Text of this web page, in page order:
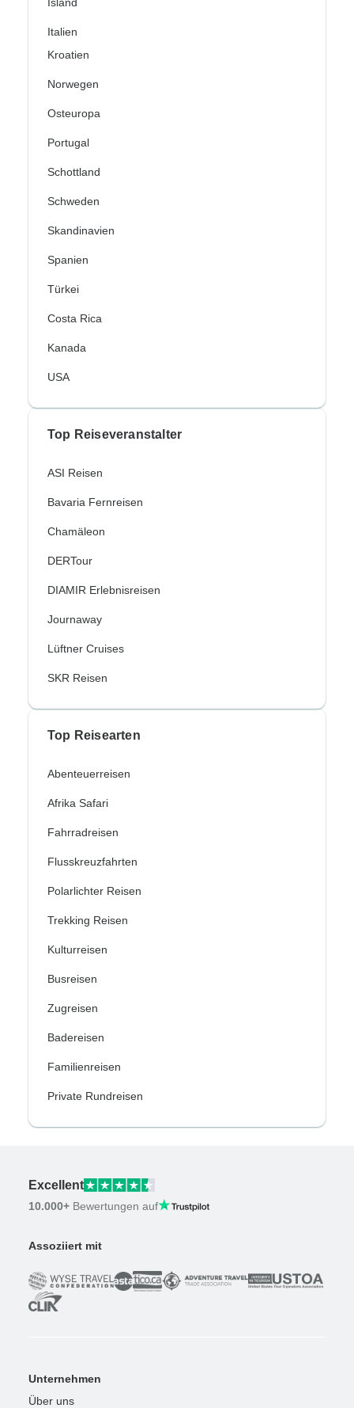
Italien
Kroatien
Norwegen
Osteuropa
Portugal
Schottland
Schweden
Skandinavien
Spanien
Türkei
Costa Rica
Kanada
USA
Top Reiseveranstalter
ASI Reisen
Bavaria Fernreisen
Chamäleon
DERTour
DIAMIR Erlebnisreisen
Journaway
Lüftner Cruises
SKR Reisen
Top Reisearten
Abenteuerreisen
Afrika Safari
Fahrradreisen
Flusskreuzfahrten
Polarlichter Reisen
Trekking Reisen
Kulturreisen
Busreisen
Zugreisen
Badereisen
Familienreisen
Private Rundreisen
Excellent
10.000+ Bewertungen auf
Assoziiert mit
Unternehmen
Über uns